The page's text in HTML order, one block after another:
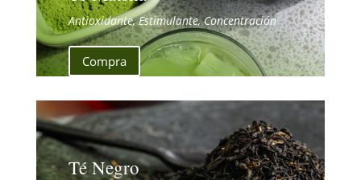
Antioxidante, Estimulante, Concentración
Compra
Té Negro